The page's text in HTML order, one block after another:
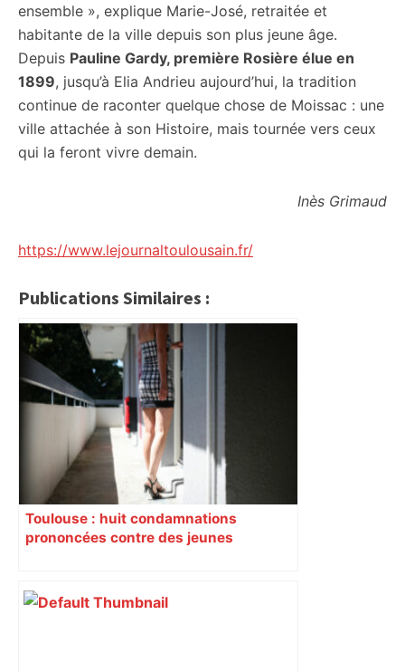
ensemble », explique Marie-José, retraitée et
habitante de la ville depuis son plus jeune âge.
Depuis Pauline Gardy, première Rosière élue en
1899, jusqu’à Elia Andrieu aujourd’hui, la tradition
continue de raconter quelque chose de Moissac : une
ville attachée à son Histoire, mais tournée vers ceux
qui la feront vivre demain.
Inès Grimaud
https://www.lejournaltoulousain.fr/
Publications Similaires :
Toulouse : huit condamnations
prononcées contre des jeunes